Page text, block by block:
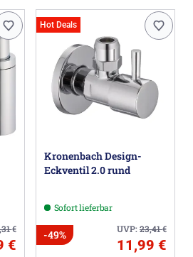
€
€
Hot Deals
Kronenbach Design-
Eckventil 2.0 rund
Sofort lieferbar
UVP:23,41€
-49%
11,99 €